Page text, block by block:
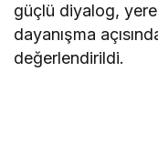
güçlü diyalog,
dayanışma
değerlendirildi.